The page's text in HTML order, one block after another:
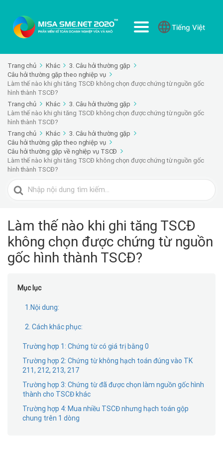
Tiếng Việt
Trang chủ Khác
3. Câu hỏi thường gặp
Câu hỏi thường gặp theo nghiệp vụ
Làm thế nào khi ghi tăng TSCĐ không chọn được chứng từ nguồn gốc
hình thành TSCĐ?
Trang chủ
Khác
3. Câu hỏi thường gặp
Làm thế nào khi ghi tăng TSCĐ không chọn được chứng từ nguồn gốc
hình thành TSCĐ?
Trang chủ
Khác
3. Câu hỏi thường gặp
Câu hỏi thường gặp theo nghiệp vụ
Câu hỏi thường gặp về nghiệp vụ TSCĐ
Làm thế nào khi ghi tăng TSCĐ không chọn được chứng từ nguồn gốc
hình thành TSCĐ?
Tìm
kiếm
Làm thế nào khi ghi tăng TSCĐ
không chọn được chứng từ nguồn
gốc hình thành TSCĐ?
Mục lục
1.Nội dung:
2. Cách khắc phục:
Trường hợp 1: Chứng từ có giá trị bằng 0
Trường hợp 2: Chứng từ không hạch toán đúng vào TK
211, 212, 213, 217
Trường hợp 3: Chứng từ đã được chọn làm nguồn gốc hình
thành cho TSCĐ khác
Trường hợp 4: Mua nhiều TSCĐ nhưng hạch toán gộp
chung trên 1 dòng